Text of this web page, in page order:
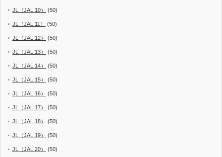
JL（JAL 10） (50)
JL（JAL 11） (50)
JL（JAL 12） (50)
JL（JAL 13） (50)
JL（JAL 14） (50)
JL（JAL 15） (50)
JL（JAL 16） (50)
JL（JAL 17） (50)
JL（JAL 18） (50)
JL（JAL 19） (50)
JL（JAL 20） (50)